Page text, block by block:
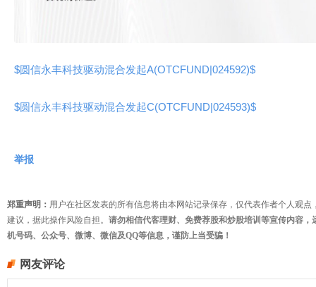
$圆信永丰科技驱动混合发起A(OTCFUND|024592)$
$圆信永丰科技驱动混合发起C(OTCFUND|024593)$
举报
郑重声明： 用户在社区发表的所有信息将由本网站记录保存，仅代表作者个人观
建议，据此操作风险自担。 请勿相信代客理财、免费荐股和炒股培训等宣传内容
机号码、公众号、微博、微信及QQ等信息，谨防上当受骗！
网友评论